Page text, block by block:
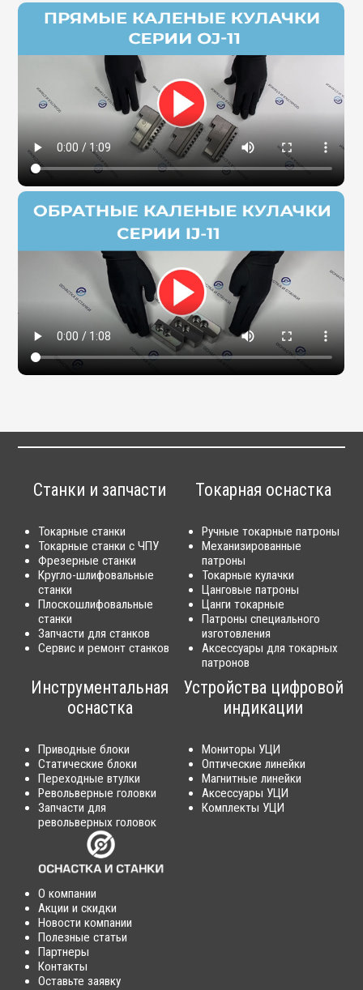
Станки и запчасти
Токарные станки
Токарные станки с ЧПУ
Фрезерные станки
Кругло-шлифовальные
станки
Плоскошлифовальные
станки
Запчасти для станков
Сервис и ремонт станков
Токарная оснастка
Ручные токарные патроны
Механизированные
патроны
Токарные кулачки
Цанговые патроны
Цанги токарные
Патроны специального
изготовления
Аксессуары для токарных
патронов
Инструментальная
оснастка
Приводные блоки
Статические блоки
Переходные втулки
Револьверные головки
Запчасти для
револьверных головок
Устройства цифровой
индикации
Мониторы УЦИ
Оптические линейки
Магнитные линейки
Аксессуары УЦИ
Комплекты УЦИ
О компании
Акции и скидки
Новости компании
Полезные статьи
Партнеры
Контакты
Оставьте заявку